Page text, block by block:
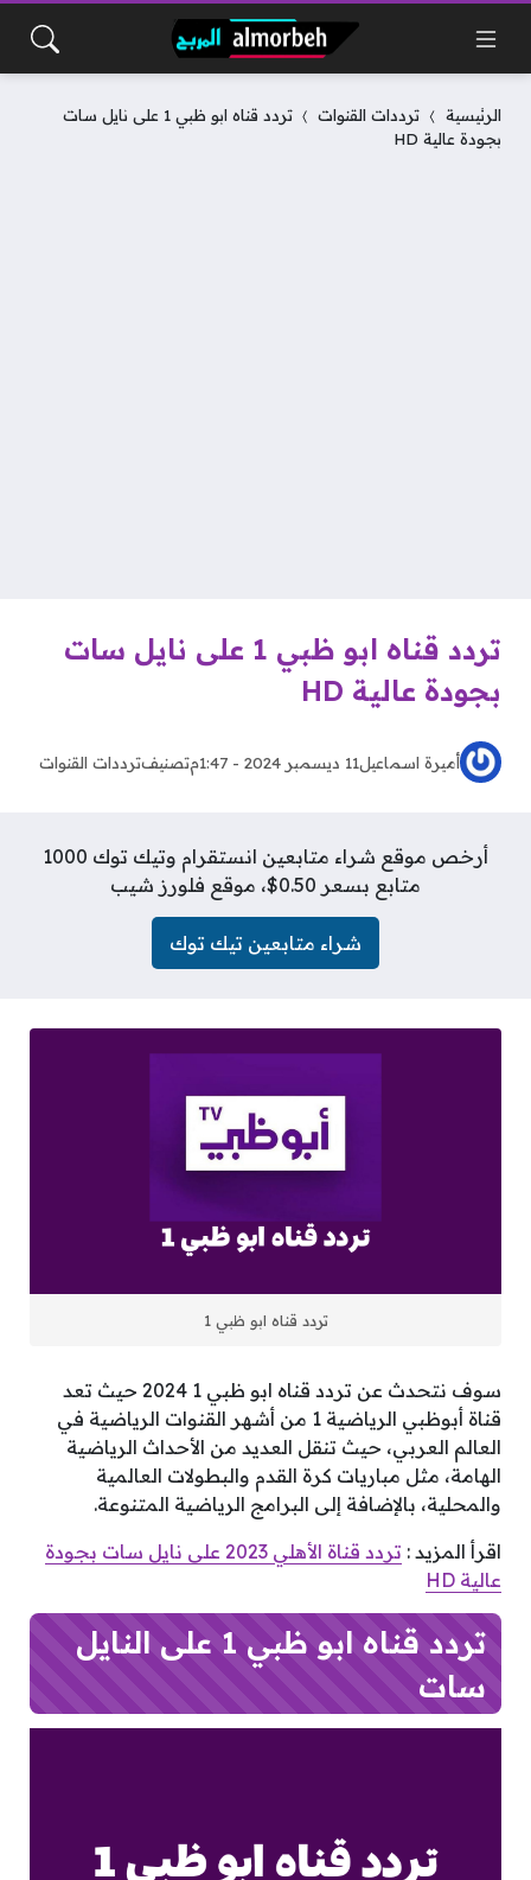
الرئيسية ترددات القنوات
تردد قناه ابو ظبي 1 على نايل سات
بجودة عالية HD
تردد قناه ابو ظبي 1 على نايل سات
بجودة عالية HD
أميرة اسماعيل11 ديسمبر 2024 - 1:47م تصنيفترددات القنوات
أرخص موقع شراء متابعين انستقرام وتيك توك 1000
متابع بسعر 0.50$، موقع فلورز شيب
شراء متابعين تيك توك
تردد قناه ابو ظبي 1
سوف نتحدث عن تردد قناه ابو ظبي 1 2024 حيث تعد
قناة أبوظبي الرياضية 1 من أشهر القنوات الرياضية في
العالم العربي، حيث تنقل العديد من الأحداث الرياضية
الهامة، مثل مباريات كرة القدم والبطولات العالمية
والمحلية، بالإضافة إلى البرامج الرياضية المتنوعة.
اقرأ المزيد :
تردد قناة الأهلي 2023 على نايل سات بجودة
عالية HD
تردد قناه ابو ظبي 1 على النايل
سات